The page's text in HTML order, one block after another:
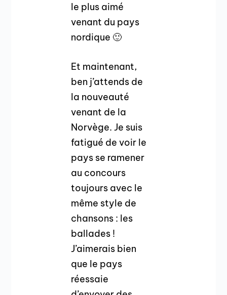
le plus aimé
venant du pays
nordique 🙂
Et maintenant,
ben j’attends de
la nouveauté
venant de la
Norvège. Je suis
fatigué de voir le
pays se ramener
au concours
toujours avec le
même style de
chansons : les
ballades !
J’aimerais bien
que le pays
réessaie